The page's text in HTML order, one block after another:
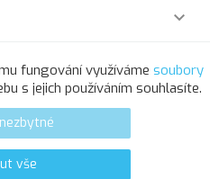


fungování využíváme soubory
s jejich používáním souhlasíte.
vše